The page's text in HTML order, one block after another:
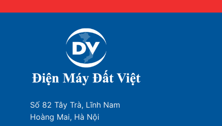
Số 82 Tây Trà, Lĩnh Nam
Hoàng Mai, Hà Nội